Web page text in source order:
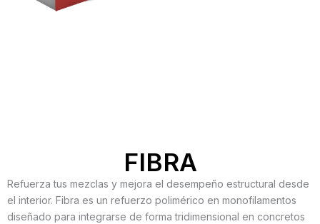
FIBRA
Refuerza tus mezclas y mejora el desempeño estructural desde
el interior. Fibra es un refuerzo polimérico en monofilamentos
diseñado para integrarse de forma tridimensional en concretos